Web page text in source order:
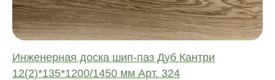
Инженерная доска шип-паз Дуб Кантри
12(2)*135*1200/1450 мм Арт. 324